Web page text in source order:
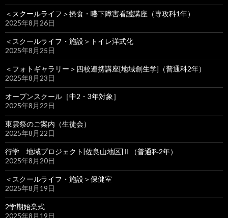
＜スクールライフ＞摂食・嚥下障害看護講座（専攻科1年）
2025年8月26日
＜スクールライフ・施設＞トイレ洋式化
2025年8月25日
＜フォトギャラリー＞四校連携講座[地域創生学]（普通科2年）
2025年8月23日
オープンスクール［中2・3年対象］
2025年8月22日
東雲祭のご案内（生徒会）
2025年8月22日
行学 地域プロジェクト[佐良山地区]Ⅱ（普通科2年）
2025年8月20日
＜スクールライフ・施設＞保健室
2025年8月19日
2学期始業式
2025年8月19日